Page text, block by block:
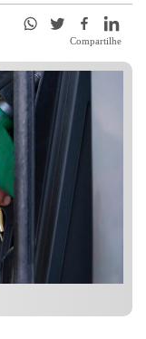
Compartilhe